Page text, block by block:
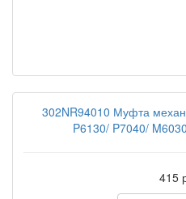
302NR94010 Муфта
P6130/ P7040/
415